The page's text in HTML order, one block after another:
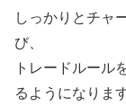
しっかりとチャ
び、
トレードルール
るようになります